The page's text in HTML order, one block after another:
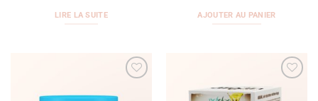
LIRE LA SUITE AJOUTER AU PANIER